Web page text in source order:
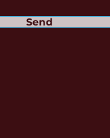
Send